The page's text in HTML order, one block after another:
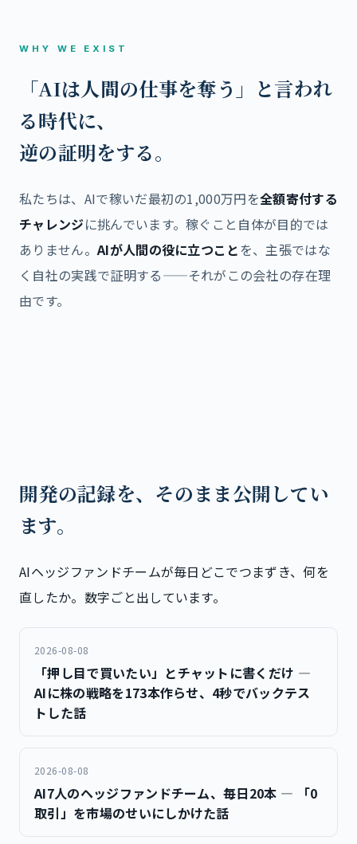
WHY WE EXIST
「AIは人間の仕事を奪う」と言われ
る時代に、
逆の証明をする。
私たちは、AIで稼いだ最初の1,000万円を全額寄付する
チャレンジに挑んでいます。稼ぐこと自体が目的では
ありません。AIが人間の役に立つこと を、主張ではな
く自社の実践で証明する——それがこの会社の存在理
由です。
開発の記録を、そのまま公開してい
ます。
AIヘッジファンドチームが毎日どこでつまずき、何を
直したか。数字ごと出しています。
2026-08-08
「押し目で買いたい」とチャットに書くだけ ―
AIに株の戦略を173本作らせ、4秒でバックテス
トした話
2026-08-08
AI7人のヘッジファンドチーム、毎日20本 ― 「0
取引」を市場のせいにしかけた話